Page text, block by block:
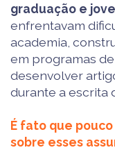
graduação e
enfrentavam
academia,
em programas
desenvolver
durante a escrita
É fato que
sobre esses